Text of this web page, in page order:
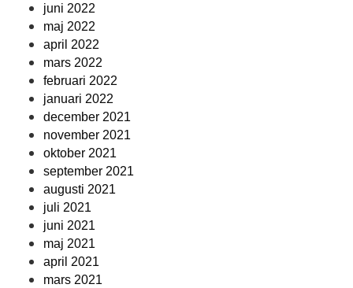
juni 2022
maj 2022
april 2022
mars 2022
februari 2022
januari 2022
december 2021
november 2021
oktober 2021
september 2021
augusti 2021
juli 2021
juni 2021
maj 2021
april 2021
mars 2021